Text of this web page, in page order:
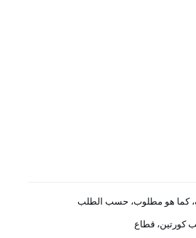
كما هو مطلوب، حسب الطلب
كورتين، قطاع